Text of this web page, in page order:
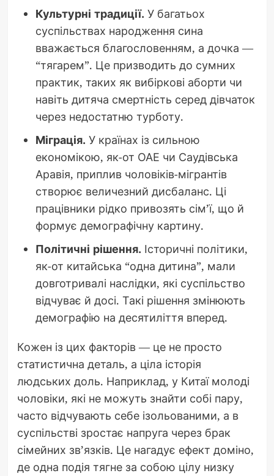
Культурні традиції. У багатьох
суспільствах народження сина
вважається благословенням, а дочка —
“тягарем”. Це призводить до сумних
практик, таких як вибіркові аборти чи
навіть дитяча смертність серед дівчаток
через недостатню турботу.
Міграція. У країнах із сильною
економікою, як-от ОАЕ чи Саудівська
Аравія, приплив чоловіків-мігрантів
створює величезний дисбаланс. Ці
працівники рідко привозять сім’ї, що й
формує демографічну картину.
Політичні рішення. Історичні політики,
як-от китайська “одна дитина”, мали
довготривалі наслідки, які суспільство
відчуває й досі. Такі рішення змінюють
демографію на десятиліття вперед.
Кожен із цих факторів — це не просто
статистична деталь, а ціла історія
людських доль. Наприклад, у Китаї молоді
чоловіки, які не можуть знайти собі пару,
часто відчувають себе ізольованими, а в
суспільстві зростає напруга через брак
сімейних зв’язків. Це нагадує ефект доміно,
де одна подія тягне за собою цілу низку